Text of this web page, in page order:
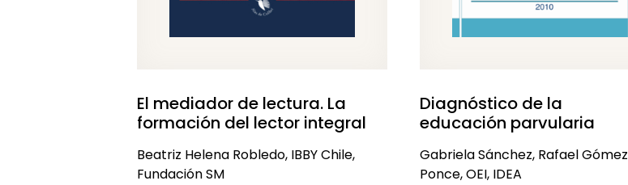
El mediador de lectura. La
formación del lector integral
Beatriz Helena Robledo, IBBY Chile,
Fundación SM
Diagnóstico de la
educación parvularia
Gabriela Sánchez, Rafael Gómez
Ponce, OEI, IDEA